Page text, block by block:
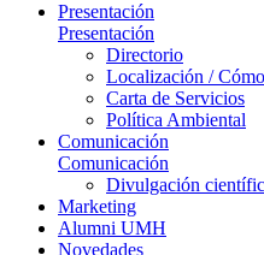
Presentación
Presentación
Directorio
Localización /
Carta de Servicios
Política Ambiental
Comunicación
Comunicación
Divulgación
Marketing
Alumni UMH
Novedades